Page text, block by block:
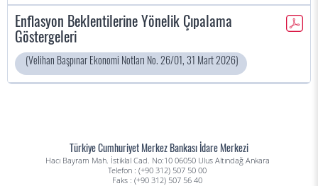
Enflasyon Beklentilerine Yönelik Çıpalama
Göstergeleri
(Velihan Başpınar Ekonomi Notları No. 26/01, 31 Mart 2026)
Türkiye Cumhuriyet Merkez Bankası İdare Merkezi
Hacı Bayram Mah. İstiklal Cad. No:10 06050 Ulus Altındağ Ankara
Telefon : (+90 312) 507 50 00
Faks : (+90 312) 507 56 40